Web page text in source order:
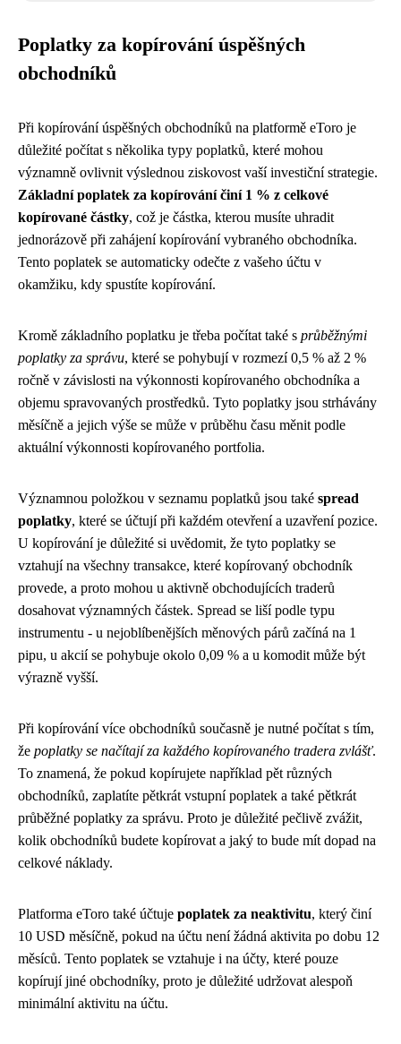
Poplatky za kopírování úspěšných
obchodníků
Při kopírování úspěšných obchodníků na platformě eToro je
důležité počítat s několika typy poplatků, které mohou
významně ovlivnit výslednou ziskovost vaší investiční strategie.
Základní poplatek za kopírování činí 1 % z celkové
kopírované částky, což je částka, kterou musíte uhradit
jednorázově při zahájení kopírování vybraného obchodníka.
Tento poplatek se automaticky odečte z vašeho účtu v
okamžiku, kdy spustíte kopírování.
Kromě základního poplatku je třeba počítat také s průběžnými
poplatky za správu, které se pohybují v rozmezí 0,5 % až 2 %
ročně v závislosti na výkonnosti kopírovaného obchodníka a
objemu spravovaných prostředků. Tyto poplatky jsou strhávány
měsíčně a jejich výše se může v průběhu času měnit podle
aktuální výkonnosti kopírovaného portfolia.
Významnou položkou v seznamu poplatků jsou také spread
poplatky, které se účtují při každém otevření a uzavření pozice.
U kopírování je důležité si uvědomit, že tyto poplatky se
vztahují na všechny transakce, které kopírovaný obchodník
provede, a proto mohou u aktivně obchodujících traderů
dosahovat významných částek. Spread se liší podle typu
instrumentu - u nejoblíbenějších měnových párů začíná na 1
pipu, u akcií se pohybuje okolo 0,09 % a u komodit může být
výrazně vyšší.
Při kopírování více obchodníků současně je nutné počítat s tím,
že poplatky se načítají za každého kopírovaného tradera zvlášť.
To znamená, že pokud kopírujete například pět různých
obchodníků, zaplatíte pětkrát vstupní poplatek a také pětkrát
průběžné poplatky za správu. Proto je důležité pečlivě zvážit,
kolik obchodníků budete kopírovat a jaký to bude mít dopad na
celkové náklady.
Platforma eToro také účtuje poplatek za neaktivitu, který činí
10 USD měsíčně, pokud na účtu není žádná aktivita po dobu 12
měsíců. Tento poplatek se vztahuje i na účty, které pouze
kopírují jiné obchodníky, proto je důležité udržovat alespoň
minimální aktivitu na účtu.